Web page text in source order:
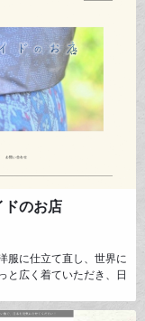
ドのお店
服に仕立て直し、世界に
と広く着ていただき、日